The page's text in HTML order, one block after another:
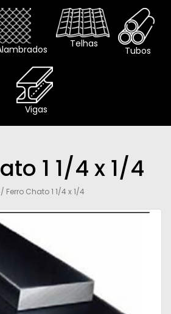
Telhas
Tubos
Vigas
1 1/4 x 1/4
/ Ferro Chato 1 1/4 x 1/4